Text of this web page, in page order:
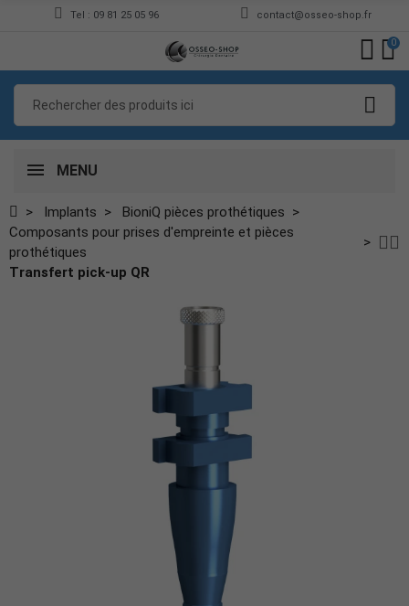
Tel : 09 81 25 05 96 contact@osseo-shop.fr
0
MENU
Implants
BioniQ pièces prothétiques
Composants pour prises d'empreinte et pièces
prothétiques
Transfert pick-up QR